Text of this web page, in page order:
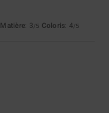
Matière: 3/5 Coloris: 4/5